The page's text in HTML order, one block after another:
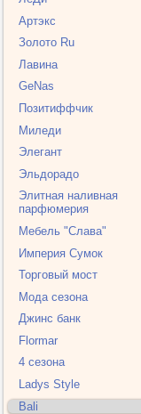
Артэкс
Золото Ru
Лавина
GeNas
Позитиффчик
Миледи
Элегант
Эльдорадо
Элитная наливная
парфюмерия
Мебель "Слава"
Империя Cумок
Торговый мост
Мода сезона
Джинс банк
Flormar
4 сезона
Ladys Style
Bali